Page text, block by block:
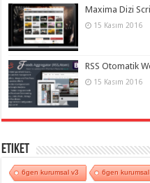
Maxima Dizi
15 Kasım 2016
RSS Otomatik
15 Kasım 2016
Etiket
6gen kurumsal v3 6gen